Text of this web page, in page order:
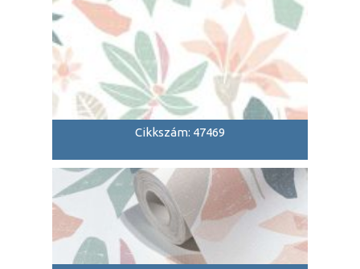
Cikkszám: 47469